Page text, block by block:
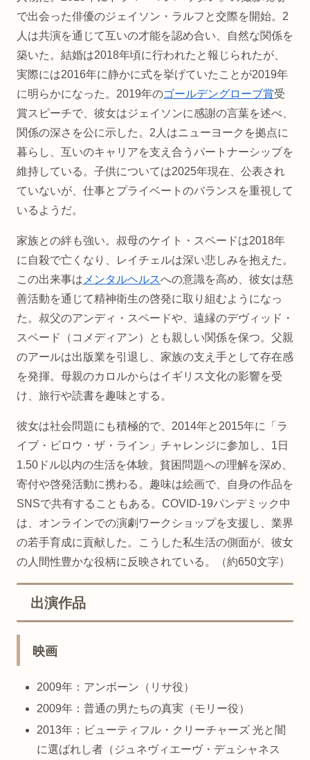
で出会った俳優のジェイソン・ラルフと交際を開始。2
人は共演を通じて互いの才能を認め合い、自然な関係を
築いた。結婚は2018年頃に行われたと報じられたが、
実際には2016年に静かに式を挙げていたことが2019年
に明らかになった。2019年のゴールデングローブ賞受
賞スピーチで、彼女はジェイソンに感謝の言葉を述べ、
関係の深さを公に示した。2人はニューヨークを拠点に
暮らし、互いのキャリアを支え合うパートナーシップを
維持している。子供については2025年現在、公表され
ていないが、仕事とプライベートのバランスを重視して
いるようだ。
家族との絆も強い。叔母のケイト・スペードは2018年
に自殺で亡くなり、レイチェルは深い悲しみを抱えた。
この出来事は メンタルヘルスへの意識を高め、彼女は慈
善活動を通じて精神衛生の啓発に取り組むようになっ
た。叔父のアンディ・スペードや、遠縁のデヴィッド・
スペード（コメディアン）とも親しい関係を保つ。父親
のアールは出版業を引退し、家族の支え手として存在感
を発揮。母親のカロルからはイギリス文化の影響を受
け、旅行や読書を趣味とする。
彼女は社会問題にも積極的で、2014年と2015年に「ラ
イブ・ビロウ・ザ・ライン」チャレンジに参加し、1日
1.50ドル以内の生活を体験。貧困問題への理解を深め、
寄付や啓発活動に携わる。趣味は絵画で、自身の作品を
SNSで共有することもある。COVID-19パンデミック中
は、オンラインでの演劇ワークショップを支援し、業界
の若手育成に貢献した。こうした私生活の側面が、彼女
の人間性豊かな役柄に反映されている。（約650文字）
出演作品
映画
2009年：アンボーン（リサ役）
2009年：普通の男たちの真実（モリー役）
2013年：ビューティフル・クリーチャーズ 光と闇
に選ばれし者（ジュネヴィエーヴ・デュシャネス